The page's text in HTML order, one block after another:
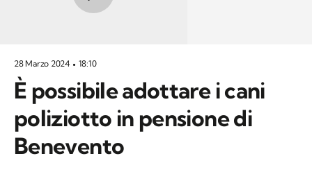
28 Marzo 2024 18:10
È possibile adottare i cani
poliziotto in pensione di
Benevento